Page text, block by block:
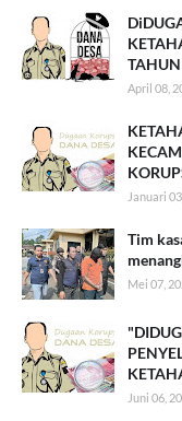
April 08,
Januari
Tim
Mei 07,
Juni 06,